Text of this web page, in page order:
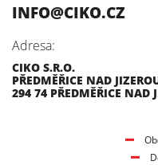
INFO@CIKO.CZ
Adresa:
CIKO S.R.O.
PŘEDMĚŘICE NAD
294 74 PŘEDMĚŘICE NAD